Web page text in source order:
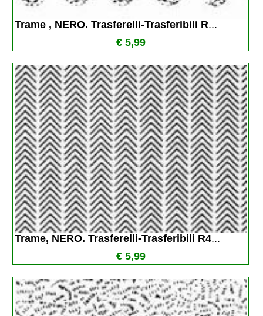
Trame , NERO. Trasferelli-Trasferibili R...
€ 5,99
Trame, NERO. Trasferelli-Trasferibili R4...
€ 5,99